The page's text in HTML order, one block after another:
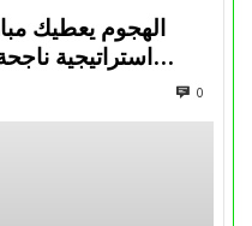
الهجوم يعطيك
استراتيجية
0